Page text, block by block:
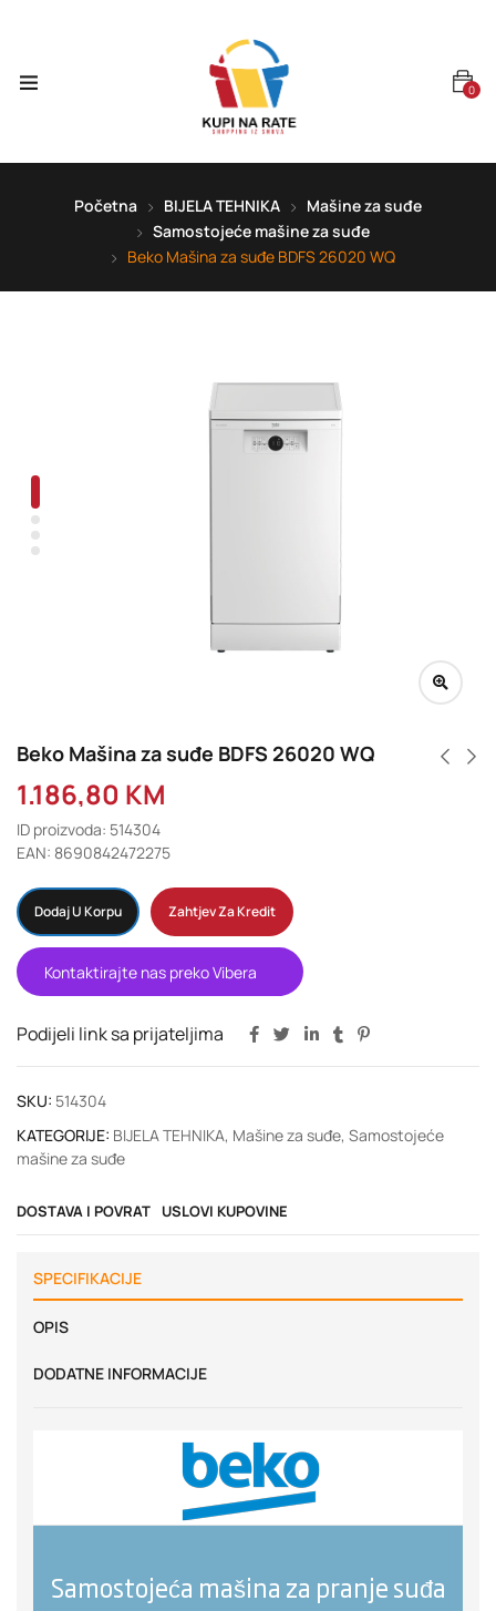
0
Početna BIJELA TEHNIKA
Mašine za suđe
Samostojeće mašine za suđe
Beko Mašina za suđe BDFS 26020 WQ
Beko Mašina za suđe BDFS 26020 WQ
1.186,80 KM
ID proizvoda: 514304
EAN: 8690842472275
Dodaj U Korpu Zahtjev Za Kredit
Kontaktirajte nas preko Vibera
Podijeli link sa prijateljima
SKU: 514304
KATEGORIJE: BIJELA TEHNIKA, Mašine za suđe, Samostojeće
mašine za suđe
DOSTAVA I POVRAT USLOVI KUPOVINE
SPECIFIKACIJE
OPIS
DODATNE INFORMACIJE
Samostojeća mašina za pranje suđa